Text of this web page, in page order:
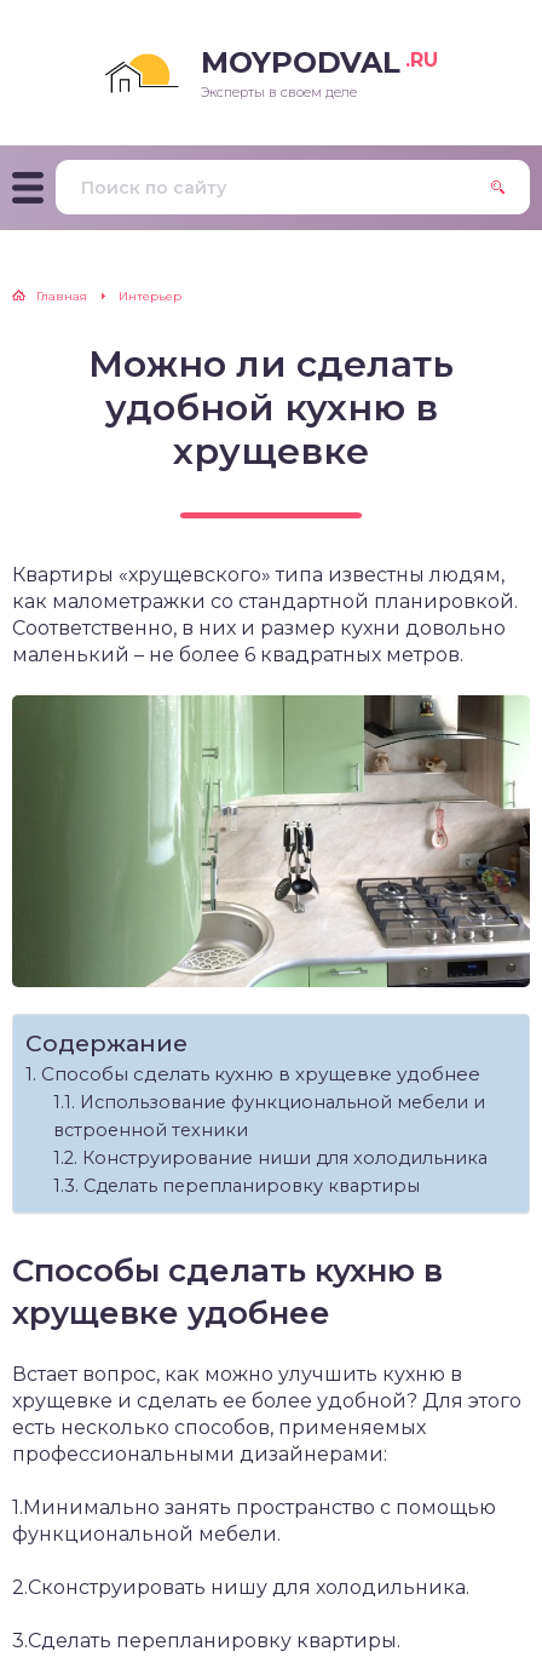
MOYPODVAL .RU
Эксперты в своем деле
Главная Интерьер
Можно ли сделать
удобной кухню в
хрущевке
Квартиры «хрущевского» типа известны людям,
как малометражки со стандартной планировкой.
Соответственно, в них и размер кухни довольно
маленький – не более 6 квадратных метров.
Содержание
Способы сделать кухню в хрущевке удобнее
Использование функциональной мебели и
встроенной техники
Конструирование ниши для холодильника
Сделать перепланировку квартиры
Способы сделать кухню в
хрущевке удобнее
Встает вопрос, как можно улучшить кухню в
хрущевке и сделать ее более удобной? Для этого
есть несколько способов, применяемых
профессиональными дизайнерами:
1.Минимально занять пространство с помощью
функциональной мебели.
2.Сконструировать нишу для холодильника.
3.Сделать перепланировку квартиры.